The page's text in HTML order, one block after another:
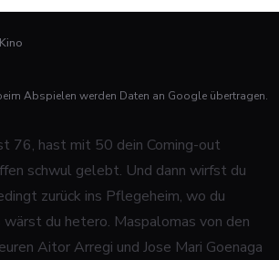
Abspielen werden Daten an Google übertragen.
76, hast mit 50 dein Coming-out
schwul gelebt. Und dann wirfst du
zurück ins Pflegeheim, wo du
du hetero. Maspalomas von den
Aitor Arregi und Jose Mari Goenaga